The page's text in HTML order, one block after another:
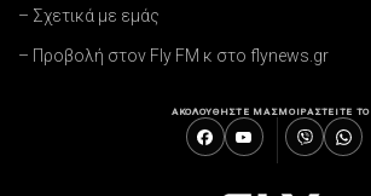
– Σχετικά με εμάς
– Προβολή στον Fly FM κ στο flynews.gr
ΑΚΟΛΟΥΘΗΣΤΕ ΜΑΣΜΟΙΡΑΣΤΕΙΤΕ ΤΟ